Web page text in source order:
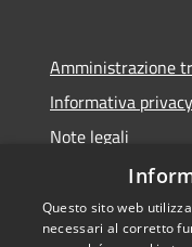
Amministrazione
Informativa privacy
Note legali
Dichiarazione di
Questo sito web
necessari al corretto